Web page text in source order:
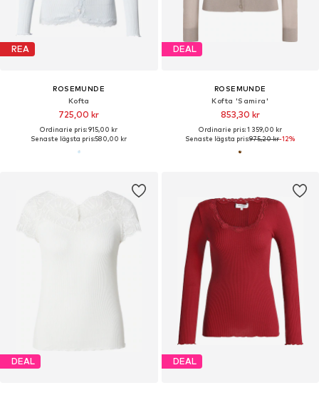
REA
ROSEMUNDE
Kofta
725,00 kr
Ordinarie pris: 915,00 kr
Senaste lägsta pris:580,00 kr
DEAL
ROSEMUNDE
Kofta 'Samira'
853,30 kr
Ordinarie pris: 1 359,00 kr
Senaste lägsta pris:975,20 kr-12%
DEAL DEAL